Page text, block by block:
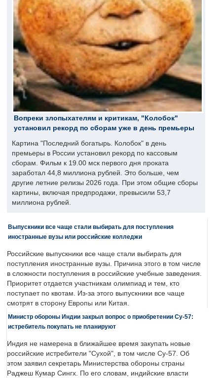
Вопреки злопыхателям и критикам, "Колобок"
установил рекорд по сборам уже в день премьеры
Картина "Последний богатырь. Колобок" в день
премьеры в России установил рекорд по кассовым
сборам. Фильм к 19.00 мск первого дня проката
заработал 44,8 миллиона рублей. Это больше, чем
другие летние релизы 2026 года. При этом общие сборы
картины, включая предпродажи, превысили 53,7
миллиона рублей.
Выпускники все чаще стали выбирать для поступления
иностранные вузы или российские колледжи
Российские выпускники все чаще стали выбирать для
поступления иностранные вузы. Причина этого в том числе
в сложности поступления в российские учебные заведения.
Приоритет отдается участникам олимпиад и тем, кто
поступает по квотам. Из-за этого выпускники все чаще
смотрят в сторону Европы или Китая.
Министр обороны Индии закрыл вопрос о приобретении Су-57:
истребитель покупать не планируют
Индия не намерена в ближайшее время закупать новые
российские истребители "Сухой", в том числе Су-57. Об
этом заявил секретарь Министерства обороны страны
Раджеш Кумар Сингх. По его словам, индийские власти